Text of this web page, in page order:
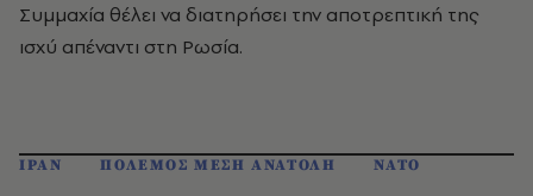
Συμμαχία θέλει να διατηρήσει την αποτρεπτική της
ισχύ απέναντι στη Ρωσία.
ΙΡΑΝ ΠΟΛΕΜΟΣ ΜΕΣΗ ΑΝΑΤΟΛΗ ΝΑΤΟ